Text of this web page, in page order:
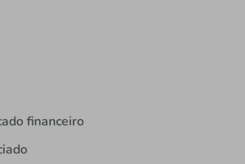
financeiro